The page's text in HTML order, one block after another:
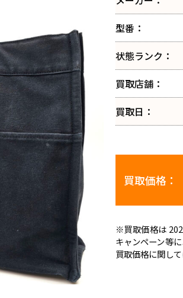
型番：
状態ランク：
買取店舗：
買取日：
買取価格：
※買取価格は
キャンペーン等
買取価格に関し